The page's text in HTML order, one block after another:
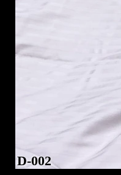
D-002